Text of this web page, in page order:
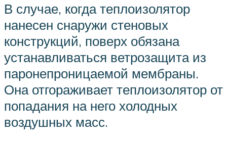
В случае, когда теплоизолятор
нанесен снаружи стеновых
конструкций, поверх обязана
устанавливаться ветрозащита из
паронепроницаемой мембраны.
Она отгораживает теплоизолятор от
попадания на него холодных
воздушных масс.